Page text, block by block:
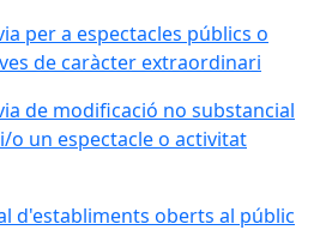
per a espectacles públics o
de caràcter extraordinari
de modificació no substancial
o un espectacle o activitat
d'establiments oberts al públic